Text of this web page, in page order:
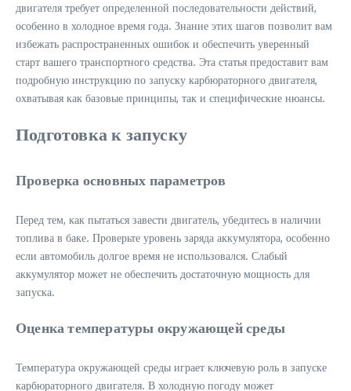
двигателя требует определенной последовательности действий,
особенно в холодное время года. Знание этих шагов позволит вам
избежать распространенных ошибок и обеспечить уверенный
старт вашего транспортного средства. Эта статья предоставит вам
подробную инструкцию по запуску карбюраторного двигателя,
охватывая как базовые принципы, так и специфические нюансы.
Подготовка к запуску
Проверка основных параметров
Перед тем, как пытаться завести двигатель, убедитесь в наличии
топлива в баке. Проверьте уровень заряда аккумулятора, особенно
если автомобиль долгое время не использовался. Слабый
аккумулятор может не обеспечить достаточную мощность для
запуска.
Оценка температуры окружающей среды
Температура окружающей среды играет ключевую роль в запуске
карбюраторного двигателя. В холодную погоду может